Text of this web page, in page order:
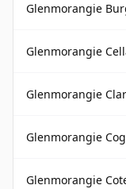
Glenmorangie
Glenmorangie
Glenmorangie
Glenmorangie
Glenmorangie